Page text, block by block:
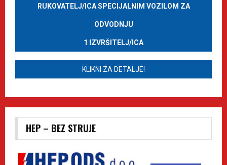
RUKOVATELJ/ICA SPECIJALNIM VOZILOM ZA
ODVODNJU
1 IZVRŠITELJ/ICA
KLIKNI ZA DETALJE!
HEP – BEZ STRUJE